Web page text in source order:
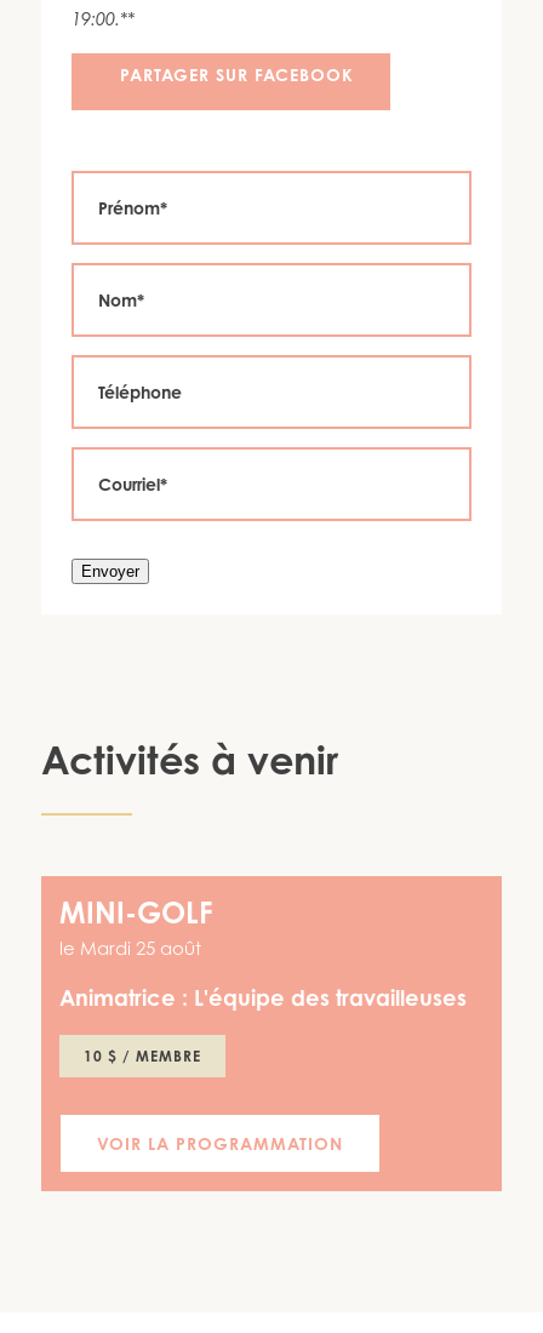
19:00.**
PARTAGER SUR FACEBOOK
Envoyer
Activités à venir
MINI-GOLF
le Mardi 25 août
Animatrice : L'équipe des travailleuses
10 $ / MEMBRE
VOIR LA PROGRAMMATION